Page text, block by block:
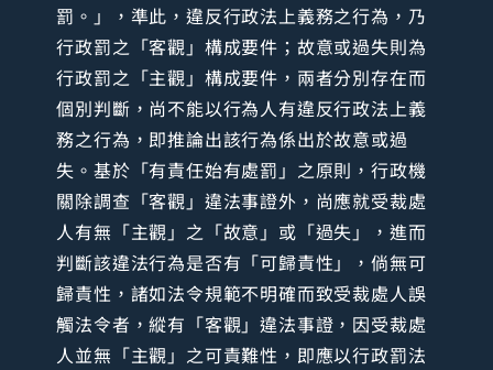
罰。」，準此，違反行政法上義務之行為，乃
行政罰之「客觀」構成要件；故意或過失則為
行政罰之「主觀」構成要件，兩者分別存在而
個別判斷，尚不能以行為人有違反行政法上義
務之行為，即推論出該行為係出於故意或過
失。基於「有責任始有處罰」之原則，行政機
關除調查「客觀」違法事證外，尚應就受裁處
人有無「主觀」之「故意」或「過失」，進而
判斷該違法行為是否有「可歸責性」，倘無可
歸責性，諸如法令規範不明確而致受裁處人誤
觸法令者，縱有「客觀」違法事證，因受裁處
人並無「主觀」之可責難性，即應以行政罰法